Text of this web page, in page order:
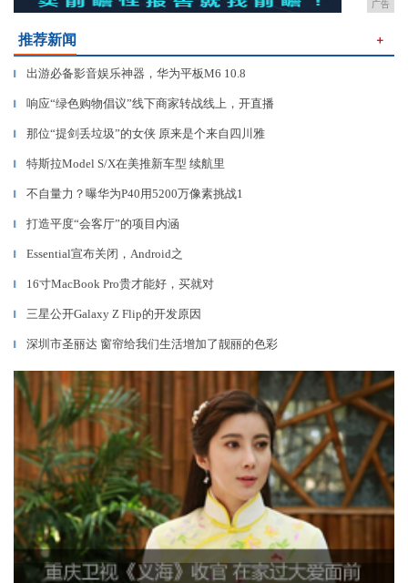
广告
推荐新闻 ＋
▎ 出游必备影音娱乐神器，华为平板M6 10.8
▎ 响应“绿色购物倡议”线下商家转战线上，开直播
▎ 那位“提剑丢垃圾”的女侠 原来是个来自四川雅
▎ 特斯拉Model S/X在美推新车型 续航里
▎ 不自量力？曝华为P40用5200万像素挑战1
▎ 打造平度“会客厅”的项目内涵
▎ Essential宣布关闭，Android之
▎ 16寸MacBook Pro贵才能好，买就对
▎ 三星公开Galaxy Z Flip的开发原因
▎ 深圳市圣丽达 窗帘给我们生活增加了靓丽的色彩